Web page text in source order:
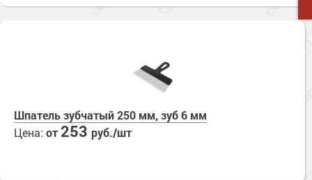
Шпатель зубчатый 250 мм, зуб 6 мм
Цена: от253 руб./шт